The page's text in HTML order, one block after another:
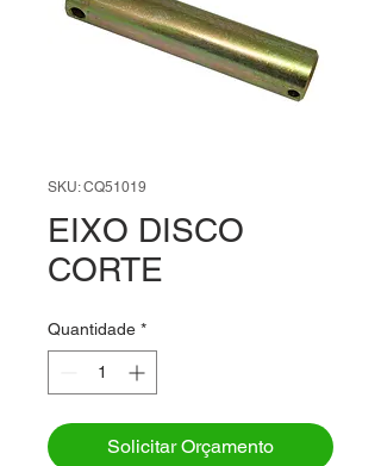
SKU: CQ51019
EIXO DISCO
CORTE
Quantidade *
Solicitar Orçamento